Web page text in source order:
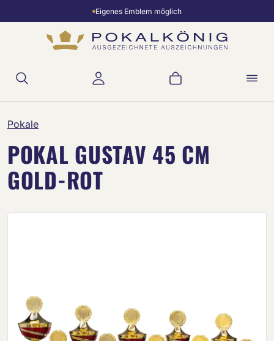
Zum Hauptinhalt springenEigenes Emblem möglich
Warenkorb
Pokale
POKAL GUSTAV 45 CM
GOLD-ROT